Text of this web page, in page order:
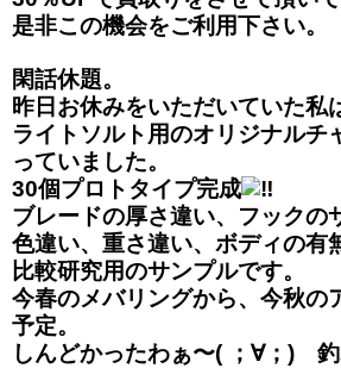
是非この機会をご利用下さい。
閑話休題。
昨日お休みをいただいていた私
ライトソルト用のオリジナルチ
っていました。
30個プロトタイプ完成
ブレードの厚さ違い、フックの
色違い、重さ違い、ボディの有
比較研究用のサンプルです。
今春のメバリングから、今秋の
予定。
しんどかったわぁ〜( ；∀；)